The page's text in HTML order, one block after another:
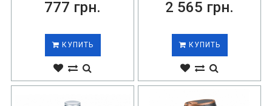
777 грн.
КУПИТЬ
2 565 грн.
КУПИТЬ